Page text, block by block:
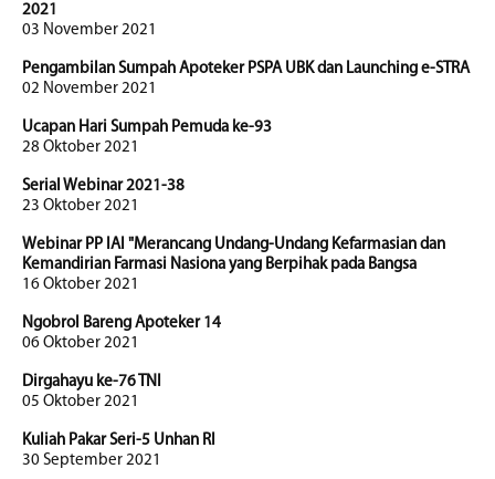
2021
03 November 2021
Pengambilan Sumpah Apoteker PSPA UBK dan Launching e-STRA
02 November 2021
Ucapan Hari Sumpah Pemuda ke-93
28 Oktober 2021
Serial Webinar 2021-38
23 Oktober 2021
Webinar PP IAI "Merancang Undang-Undang Kefarmasian dan
Kemandirian Farmasi Nasiona yang Berpihak pada Bangsa
16 Oktober 2021
Ngobrol Bareng Apoteker 14
06 Oktober 2021
Dirgahayu ke-76 TNI
05 Oktober 2021
Kuliah Pakar Seri-5 Unhan RI
30 September 2021